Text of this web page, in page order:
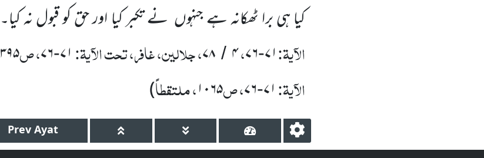
کیا ہی برا ٹھکانہ ہے جنہوں نے تکبر کیا اور حق کو قبول نہ کیا۔
الآیۃ:۷۱-۷۶،۴ / ۷۸، جلالین، غافر، تحت الآیۃ:۷۱-۷۶، ص۳۹۵
الآیۃ:۷۱-۷۶، ص۱۰۶۵، ملتقطاً)
Prev Ayat